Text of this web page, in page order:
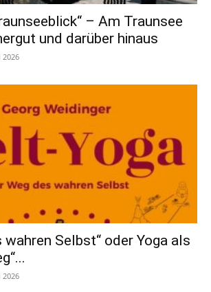
– Am Traunsee
und darüber hinaus
2026
wahren Selbst“ oder Yoga als
2026